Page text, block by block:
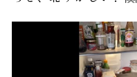
Godo AIAとは